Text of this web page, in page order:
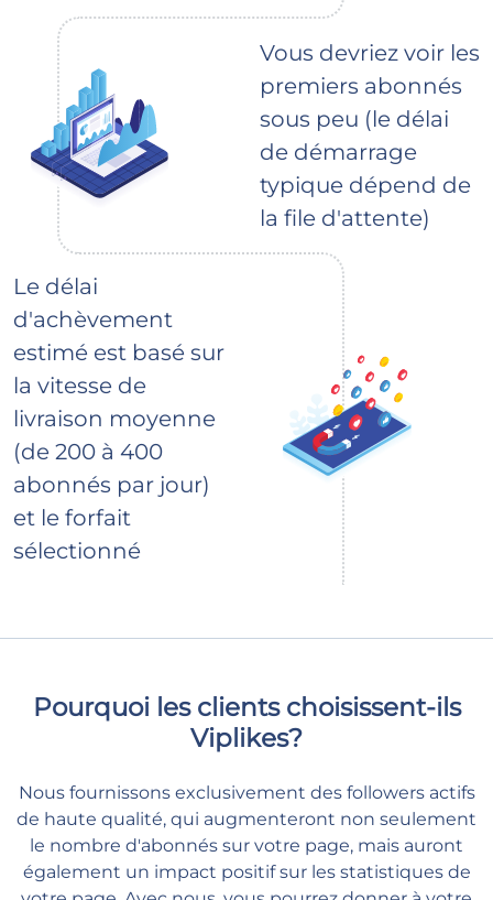
Vous devriez voir les
premiers abonnés
sous peu (le délai
de démarrage
typique dépend de
la file d'attente)
Le délai
d'achèvement
estimé est basé sur
la vitesse de
livraison moyenne
(de 200 à 400
abonnés par jour)
et le forfait
sélectionné
Pourquoi les clients choisissent-ils
Viplikes?
Nous fournissons exclusivement des followers actifs
de haute qualité, qui augmenteront non seulement
le nombre d'abonnés sur votre page, mais auront
également un impact positif sur les statistiques de